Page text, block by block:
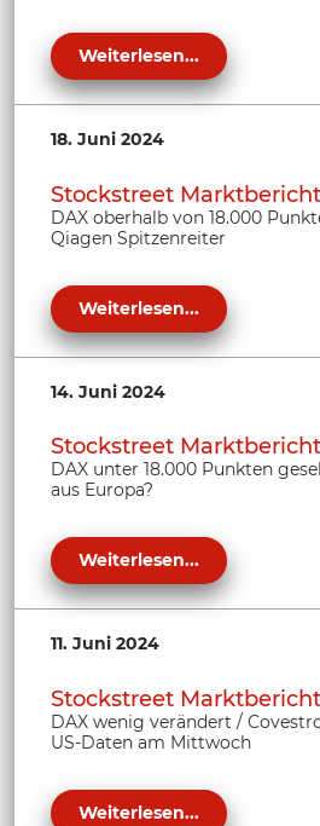
Weiterlesen...
18. Juni 2024
Stockstreet
DAX oberhalb von 18.000
Qiagen Spitzenreiter
Weiterlesen...
14. Juni 2024
Stockstreet
DAX unter 18.000 Punkten
aus Europa?
Weiterlesen...
11. Juni 2024
Stockstreet
DAX wenig verändert /
US-Daten am Mittwoch
Weiterlesen...